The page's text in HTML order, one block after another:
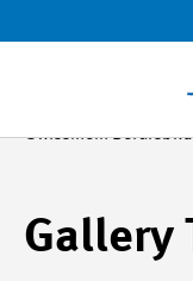
Swissmem
Gallery